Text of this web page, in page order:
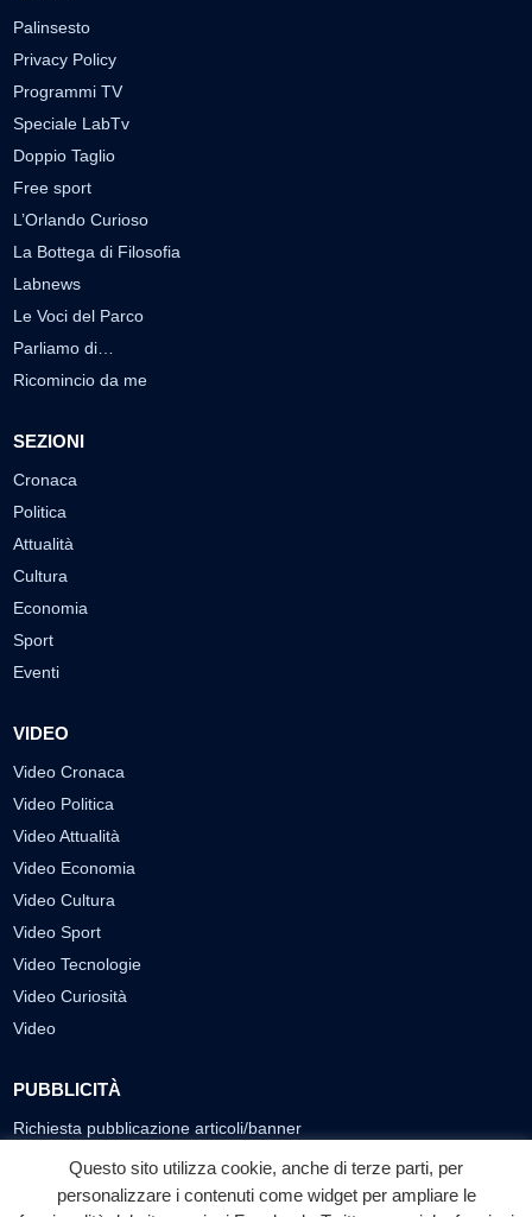
Palinsesto
Privacy Policy
Programmi TV
Speciale LabTv
Doppio Taglio
Free sport
L’Orlando Curioso
La Bottega di Filosofia
Labnews
Le Voci del Parco
Parliamo di…
Ricomincio da me
SEZIONI
Cronaca
Politica
Attualità
Cultura
Economia
Sport
Eventi
VIDEO
Video Cronaca
Video Politica
Video Attualità
Video Economia
Video Cultura
Video Sport
Video Tecnologie
Video Curiosità
Video
PUBBLICITÀ
Richiesta pubblicazione articoli/banner
SEGUICI SUI SOCIAL
Questo sito utilizza cookie, anche di terze parti, per
personalizzare i contenuti come widget per ampliare le